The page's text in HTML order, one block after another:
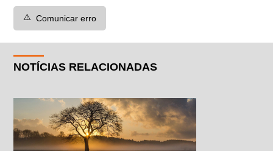
⚠️ Comunicar erro
NOTÍCIAS RELACIONADAS